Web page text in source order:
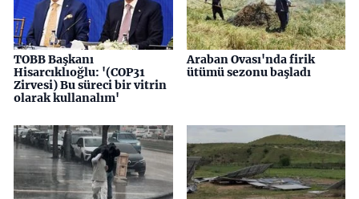
TOBB Başkanı
Hisarcıklıoğlu: '(COP31
Zirvesi) Bu süreci bir vitrin
olarak kullanalım'
Araban Ovası'nda firik
ütümü sezonu başladı